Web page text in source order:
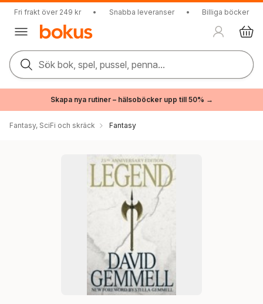
Fri frakt över 249 kr • Snabba leveranser • Billiga böcker
Sök bok, spel, pussel, penna...
Skapa nya rutiner – hälsoböcker upp till 50% →
Fantasy, SciFi och skräck Fantasy